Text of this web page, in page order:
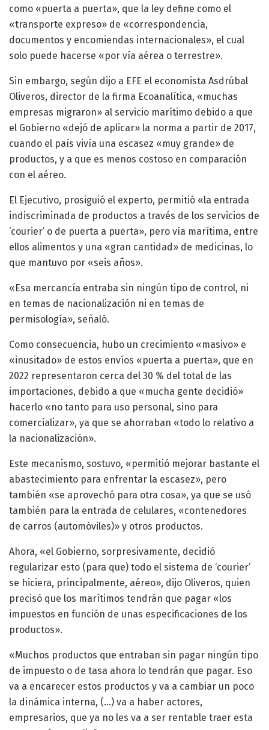
como «puerta a puerta», que la ley define como el
«transporte expreso» de «correspondencia,
documentos y encomiendas internacionales», el cual
solo puede hacerse «por vía aérea o terrestre».
Sin embargo, según dijo a EFE el economista Asdrúbal
Oliveros, director de la firma Ecoanalítica, «muchas
empresas migraron» al servicio marítimo debido a que
el Gobierno «dejó de aplicar» la norma a partir de 2017,
cuando el país vivía una escasez «muy grande» de
productos, y a que es menos costoso en comparación
con el aéreo.
El Ejecutivo, prosiguió el experto, permitió «la entrada
indiscriminada de productos a través de los servicios de
‘courier’ o de puerta a puerta», pero vía marítima, entre
ellos alimentos y una «gran cantidad» de medicinas, lo
que mantuvo por «seis años».
«Esa mercancía entraba sin ningún tipo de control, ni
en temas de nacionalización ni en temas de
permisología», señaló.
Como consecuencia, hubo un crecimiento «masivo» e
«inusitado» de estos envíos «puerta a puerta», que en
2022 representaron cerca del 30 % del total de las
importaciones, debido a que «mucha gente decidió»
hacerlo «no tanto para uso personal, sino para
comercializar», ya que se ahorraban «todo lo relativo a
la nacionalización».
Este mecanismo, sostuvo, «permitió mejorar bastante el
abastecimiento para enfrentar la escasez», pero
también «se aprovechó para otra cosa», ya que se usó
también para la entrada de celulares, «contenedores
de carros (automóviles)» y otros productos.
Ahora, «el Gobierno, sorpresivamente, decidió
regularizar esto (para que) todo el sistema de ‘courier’
se hiciera, principalmente, aéreo», dijo Oliveros, quien
precisó que los marítimos tendrán que pagar «los
impuestos en función de unas especificaciones de los
productos».
«Muchos productos que entraban sin pagar ningún tipo
de impuesto o de tasa ahora lo tendrán que pagar. Eso
va a encarecer estos productos y va a cambiar un poco
la dinámica interna, (…) va a haber actores,
empresarios, que ya no les va a ser rentable traer esta